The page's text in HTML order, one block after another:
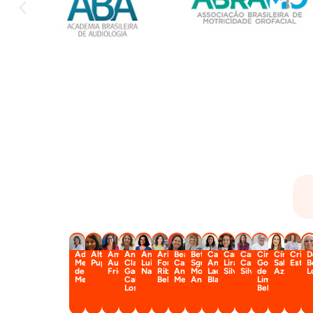
Adriane
Mesquita
de
Medeiros
Altair
Pupo
Amélia
Augusta
Friche
Ana
Claudia
Garcia
Callejon
Losada
Ana
Luiza
Navas
Ariella
Fornochari
Ribeiro
Belan
Beatriz
Castro
Andrade
Mendes
Betina
Sguario
Moreschi
Antonio
Camila
Andrioli
Lacerda
Blasi
Camila
Lirani
Silva
Carolina
Castelli
Silvério
Cintia
Gonçalves
de
Lima
Bellia
Cíntia
Salgado
Azoni